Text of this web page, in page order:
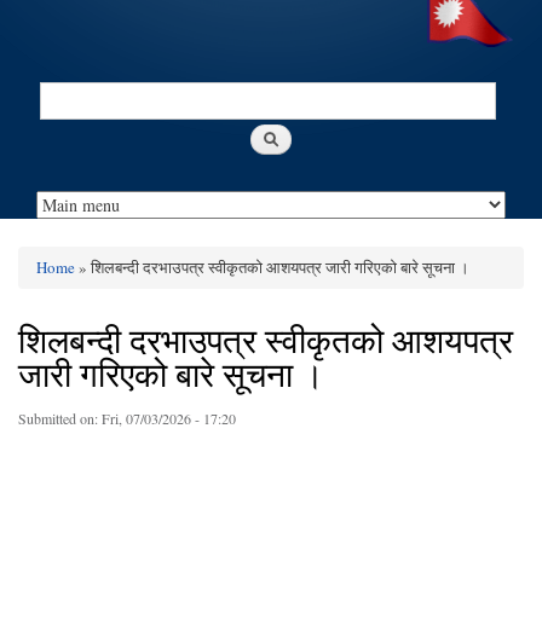
Search
Home» शिलबन्दी दरभाउपत्र स्वीकृतको आशयपत्र जारी गरिएको बारे सूचना ।
शिलबन्दी दरभाउपत्र स्वीकृतको आशयपत्र
जारी गरिएको बारे सूचना ।
Submitted on:Fri, 07/03/2026 - 17:20